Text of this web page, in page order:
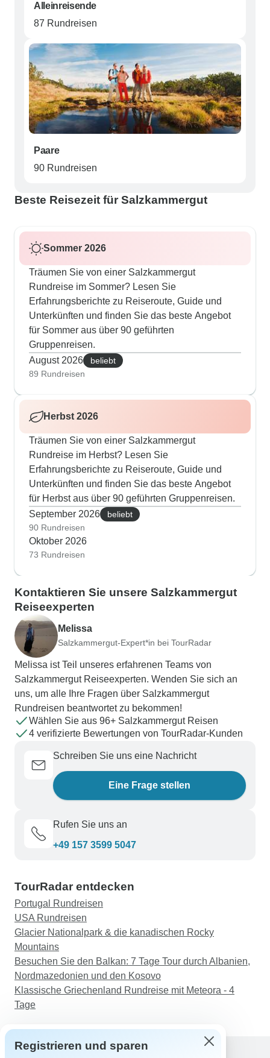
Alleinreisende
87 Rundreisen
Paare
90 Rundreisen
Beste Reisezeit für Salzkammergut
Sommer 2026
Träumen Sie von einer Salzkammergut
Rundreise im Sommer? Lesen Sie
Erfahrungsberichte zu Reiseroute, Guide und
Unterkünften und finden Sie das beste Angebot
für Sommer aus über 90 geführten
Gruppenreisen.
August 2026
beliebt
89 Rundreisen
Herbst 2026
Träumen Sie von einer Salzkammergut
Rundreise im Herbst? Lesen Sie
Erfahrungsberichte zu Reiseroute, Guide und
Unterkünften und finden Sie das beste Angebot
für Herbst aus über 90 geführten Gruppenreisen.
September 2026
beliebt
90 Rundreisen
Oktober 2026
73 Rundreisen
Kontaktieren Sie unsere Salzkammergut
Reiseexperten
Melissa
Salzkammergut-Expert*in bei TourRadar
Melissa ist Teil unseres erfahrenen Teams von
Salzkammergut Reiseexperten. Wenden Sie sich an
uns, um alle Ihre Fragen über Salzkammergut
Rundreisen beantwortet zu bekommen!
Wählen Sie aus 96+ Salzkammergut Reisen
4 verifizierte Bewertungen von TourRadar-Kunden
Schreiben Sie uns eine Nachricht
Eine Frage stellen
Rufen Sie uns an
+49 157 3599 5047
TourRadar entdecken
Portugal Rundreisen
USA Rundreisen
Glacier Nationalpark & die kanadischen Rocky
Mountains
Besuchen Sie den Balkan: 7 Tage Tour durch Albanien,
Nordmazedonien und den Kosovo
Klassische Griechenland Rundreise mit Meteora - 4
Tage
Registrieren und sparen